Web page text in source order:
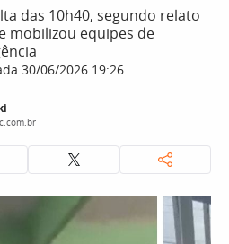
das 10h40, segundo relato
mobilizou equipes de
30/06/2026 19:26